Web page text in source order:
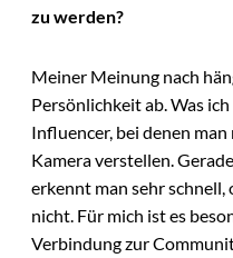
zu werden?
Meiner Meinung nach
Persönlichkeit ab. Was
Influencer, bei denen
Kamera verstellen.
erkennt man sehr
nicht. Für mich ist es
Verbindung zur